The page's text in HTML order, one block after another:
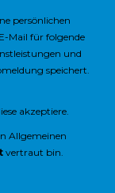
persönlichen
Mail für folgende
und
speichert.
akzeptiere.
Allgemeinen
vertraut bin.